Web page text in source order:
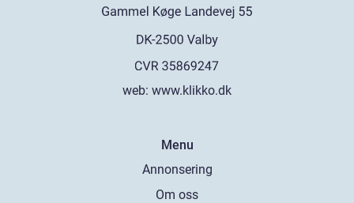
web: www.klikko.dk
Menu
Annonsering
Om oss